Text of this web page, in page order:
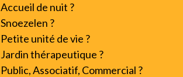
Accueil de nuit ?
Snoezelen ?
Petite unité de vie ?
Jardin thérapeutique ?
Public, Associatif, Commercial ?